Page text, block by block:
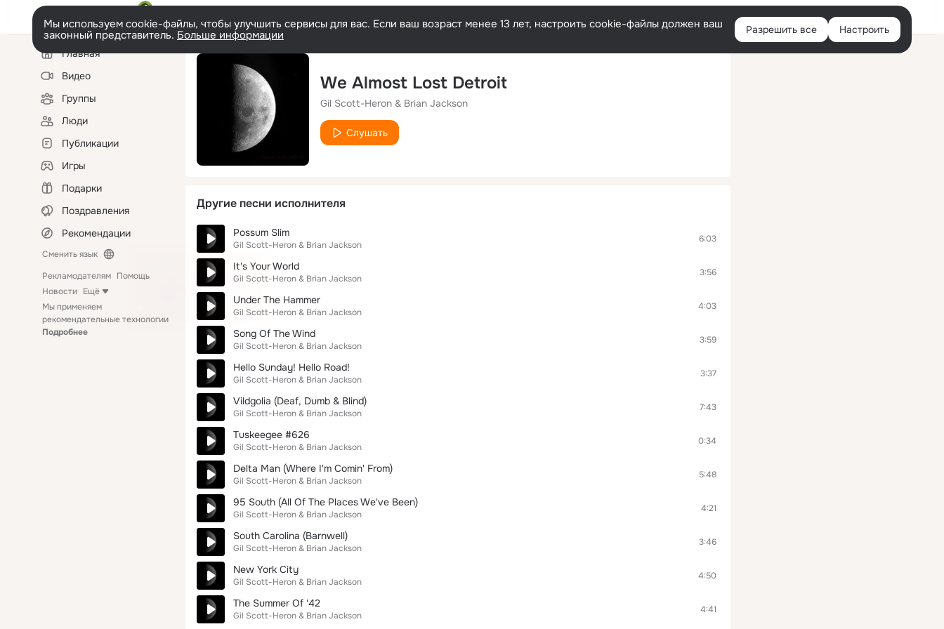
Войти
Мы используем cookie-файлы, чтобы улучшить сервисы для вас. Если ваш возраст менее 13 лет, настроить cookie-файлы должен ваш
законный представитель. Больше информации Разрешить все Настроить
Левая
колонкаГлавная
Видео
Группы
Люди
Публикации
Игры
Подарки
Поздравления
Рекомендации
Сменить язык
Рекламодателям Помощь
Новости Ещё
Мы применяем
рекомендательные технологии
Подробнее
We Almost Lost Detroit
Gil Scott-Heron & Brian Jackson
Слушать
Другие песни исполнителя
Possum Slim
Gil Scott-Heron & Brian Jackson
6:03
It's Your World
Gil Scott-Heron & Brian Jackson
3:56
Under The Hammer
Gil Scott-Heron & Brian Jackson
4:03
Song Of The Wind
Gil Scott-Heron & Brian Jackson
3:59
Hello Sunday! Hello Road!
Gil Scott-Heron & Brian Jackson
3:37
Vildgolia (Deaf, Dumb & Blind)
Gil Scott-Heron & Brian Jackson
7:43
Tuskeegee #626
Gil Scott-Heron & Brian Jackson
0:34
Delta Man (Where I'm Comin' From)
Gil Scott-Heron & Brian Jackson
5:48
95 South (All Of The Places We've Been)
Gil Scott-Heron & Brian Jackson
4:21
South Carolina (Barnwell)
Gil Scott-Heron & Brian Jackson
3:46
New York City
Gil Scott-Heron & Brian Jackson
4:50
The Summer Of '42
Gil Scott-Heron & Brian Jackson
4:41